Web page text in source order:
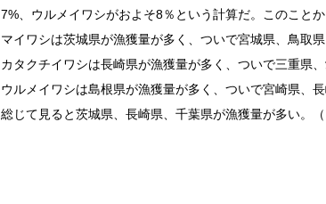
7%、ウルメイワシがおよそ8％という計算だ。このこと
マイワシは茨城県が漁獲量が多く、ついで宮城県、鳥取県
カタクチイワシは長崎県が漁獲量が多く、ついで三重県、
ウルメイワシは島根県が漁獲量が多く、ついで宮崎県、長
総じて見ると茨城県、長崎県、千葉県が漁獲量が多い。